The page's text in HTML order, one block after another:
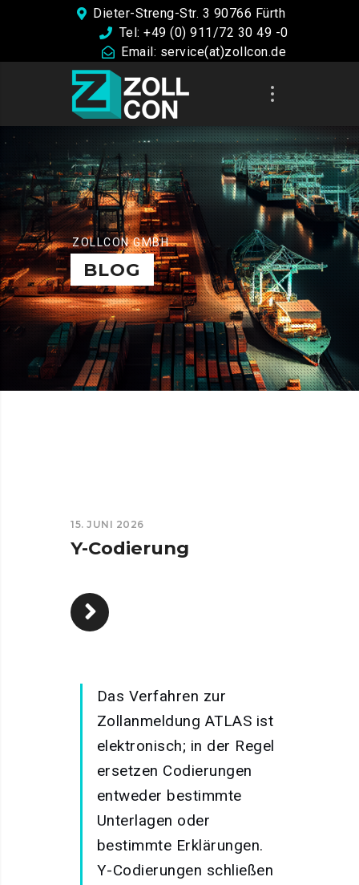
Dieter-Streng-Str. 3 90766 Fürth
Tel: +49 (0) 911/72 30 49 -0
Email: service(at)zollcon.de
ZOLLCON GMBH
BLOG
15. JUNI 2026
Y-Codierung
Das Verfahren zur
Zollanmeldung ATLAS ist
elektronisch; in der Regel
ersetzen Codierungen
entweder bestimmte
Unterlagen oder
bestimmte Erklärungen.
Y-Codierungen schließen